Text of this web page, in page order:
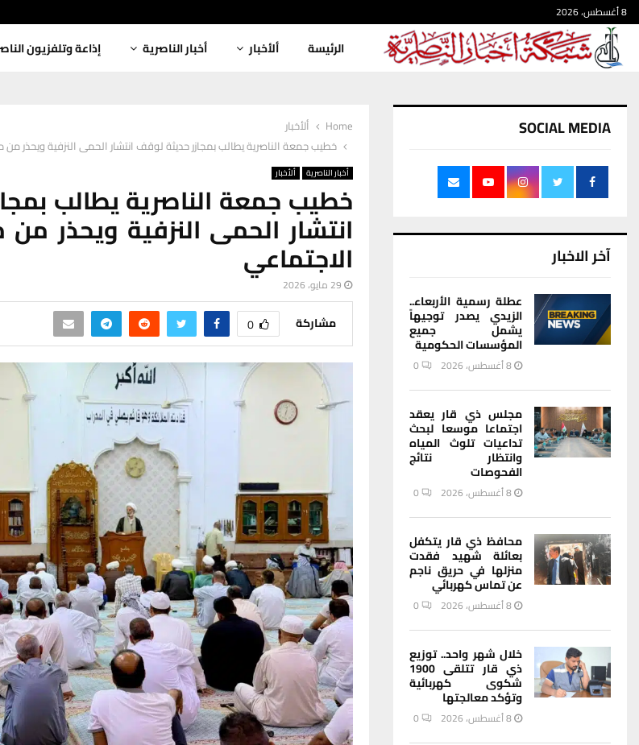
8 أغسطس، 2026
الرئيسة ألأخبار أخبار الناصرية إذاعة وتلفزيون
Home
ألأخبار
خطيب جمعة الناصرية يطالب بمجازر حديثة لوقف انتشار الحمى النزفية ويحذر
أخبار الناصرية ألأخبار
خطيب جمعة الناصرية يطالب
انتشار الحمى النزفية ويحذر
الاجتماعي
29 مايو، 2026
مشاركة 0
SOCIAL MEDIA
آخر الاخبار
عطلة رسمية الأربعاء..
الزيدي يصدر توجيهاً
يشمل جميع
المؤسسات الحكومية
8 أغسطس، 2026 0
مجلس ذي قار يعقد
اجتماعا موسعا لبحث
تداعيات تلوث المياه
وانتظار نتائج
الفحوصات
8 أغسطس، 2026 0
محافظ ذي قار يتكفل
بعائلة شهيد فقدت
منزلها في حريق ناجم
عن تماس كهربائي
8 أغسطس، 2026 0
خلال شهر واحد.. توزيع
ذي قار تتلقى 1900
شكوى كهربائية
وتؤكد معالجتها
8 أغسطس، 2026 0